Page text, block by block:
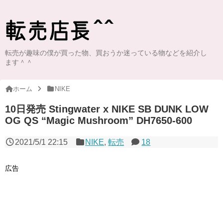
転売が趣味の僕が買った物、買おうか迷っている物などを紹介し
ます＾＾
ホーム NIKE
10日発売 Stingwater x NIKE SB DUNK LOW
OG QS “Magic Mushroom” DH7650-600
2021/5/1 22:15 NIKE,転売 18
広告